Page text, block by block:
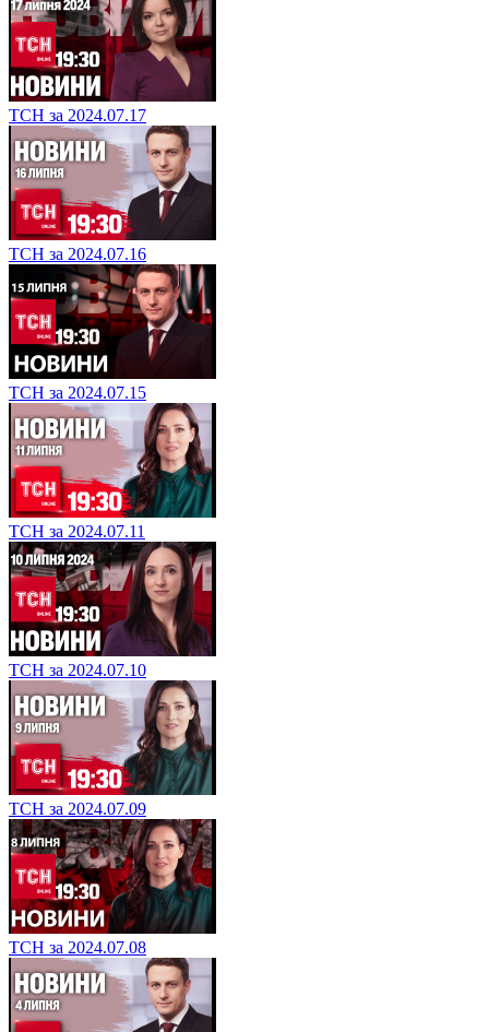
ТСН за 2024.07.17
ТСН за 2024.07.16
ТСН за 2024.07.15
ТСН за 2024.07.11
ТСН за 2024.07.10
ТСН за 2024.07.09
ТСН за 2024.07.08